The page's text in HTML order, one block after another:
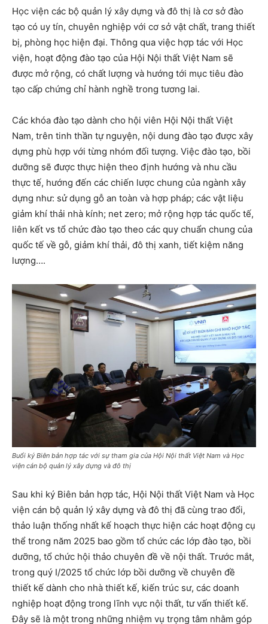
Học viện các bộ quản lý xây dựng và đô thị là cơ sở đào
tạo có uy tín, chuyên nghiệp với cơ sở vật chất, trang thiết
bị, phòng học hiện đại. Thông qua việc hợp tác với Học
viện, hoạt động đào tạo của Hội Nội thất Việt Nam sẽ
được mở rộng, có chất lượng và hướng tới mục tiêu đào
tạo cấp chứng chỉ hành nghề trong tương lai.
Các khóa đào tạo dành cho hội viên Hội Nội thất Việt
Nam, trên tinh thần tự nguyện, nội dung đào tạo được xây
dựng phù hợp với từng nhóm đối tượng. Việc đào tạo, bồi
dưỡng sẽ được thực hiện theo định hướng và nhu cầu
thực tế, hướng đến các chiến lược chung của ngành xây
dựng như: sử dụng gỗ an toàn và hợp pháp; các vật liệu
giảm khí thải nhà kính; net zero; mở rộng hợp tác quốc tế,
liên kết vs tổ chức đào tạo theo các quy chuẩn chung của
quốc tế về gỗ, giảm khí thải, đô thị xanh, tiết kiệm năng
lượng….
Buổi ký Biên bản hợp tác với sự tham gia của Hội Nội thất Việt Nam và Học
viện cán bộ quản lý xây dựng và đô thị
Sau khi ký Biên bản hợp tác, Hội Nội thất Việt Nam và Học
viện cán bộ quản lý xây dựng và đô thị đã cùng trao đổi,
thảo luận thống nhất kế hoạch thực hiện các hoạt động cụ
thể trong năm 2025 bao gồm tổ chức các lớp đào tạo, bồi
dưỡng, tổ chức hội thảo chuyên đề về nội thất. Trước mắt,
trong quý I/2025 tổ chức lớp bồi dưỡng về chuyên đề
thiết kế dành cho nhà thiết kế, kiến trúc sư, các doanh
nghiệp hoạt động trong lĩnh vực nội thất, tư vấn thiết kế.
Đây sẽ là một trong những nhiệm vụ trọng tâm nhằm góp